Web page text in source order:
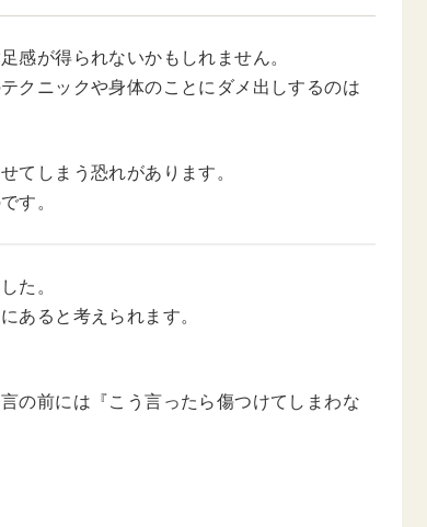
感が得られないかもしれません。
クニックや身体のことにダメ出しするのは
てしまう恐れがあります。
す。
た。
あると考えられます。
の前には『こう言ったら傷つけてしまわな